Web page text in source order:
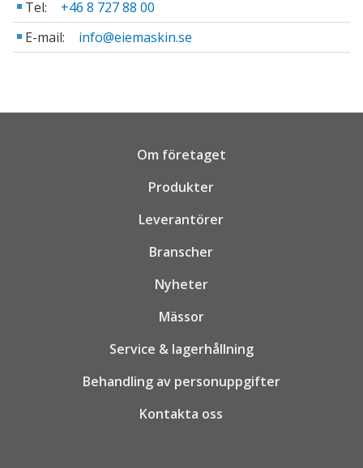
Tel:
+46 8 727 88 00
E-mail:
info@eiemaskin.se
Om företaget
Produkter
Leverantörer
Branscher
Nyheter
Mässor
Service & lagerhållning
Behandling av personuppgifter
Kontakta oss